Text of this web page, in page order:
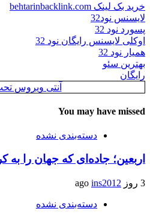
خرید بک لینک behtarinbacklink.com
لایسنس نود32
پسورد نود 32
اوکلی لایسنس رایگان نود 32
همیار نود 32
بهترین سئو
رایگان
آنتی ویروس
You may have missed
دسته‌بندی نشده
اربعین؛ جاده‌ای که جهان را به
3 روز ago ins2012
دسته‌بندی نشده